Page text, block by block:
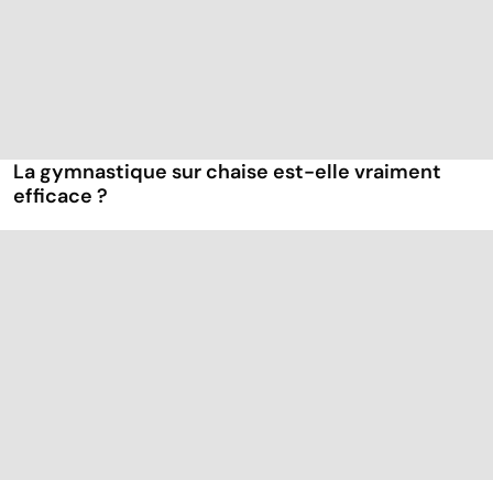
La gymnastique sur chaise est-elle vraiment
efficace ?